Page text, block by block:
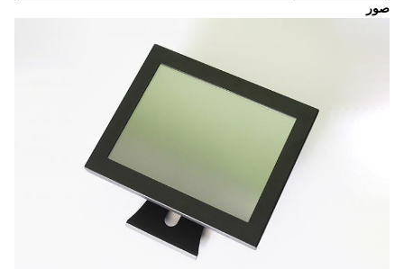
صور